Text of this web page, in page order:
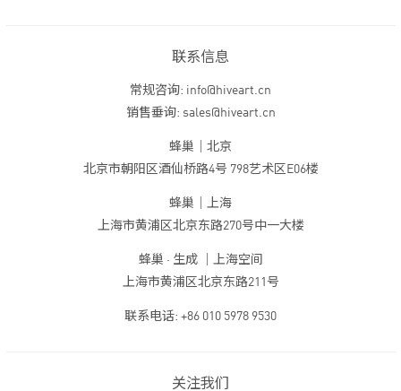
联系信息
常规咨询: info@hiveart.cn
销售垂询: sales@hiveart.cn
蜂巢｜北京
北京市朝阳区酒仙桥路4号 798艺术区E06楼
蜂巢｜上海
上海市黄浦区北京东路270号中一大楼
蜂巢 · 生成 ｜上海空间
上海市黄浦区北京东路211号
联系电话: +86 010 5978 9530
关注我们